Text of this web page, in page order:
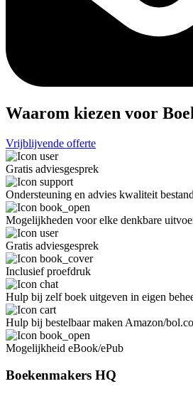
Waarom kiezen voor
Vrijblijvende offerte
Gratis adviesgesprek
Ondersteuning en advies kwaliteit
Mogelijkheden voor elke denkbare
Gratis adviesgesprek
Inclusief proefdruk
Hulp bij zelf boek uitgeven in eigen
Hulp bij bestelbaar maken Amazon/
Mogelijkheid eBook/ePub
Boekenmakers HQ